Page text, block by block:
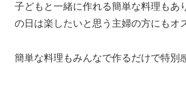
子どもと一緒に作れる簡単な料理もあ
の日は楽したいと思う主婦の方にもオ
簡単な料理もみんなで作るだけで特別